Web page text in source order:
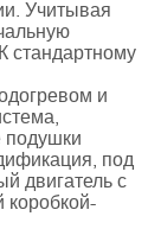
Учитывая
стандартному
и
под
двигатель с
коробкой-